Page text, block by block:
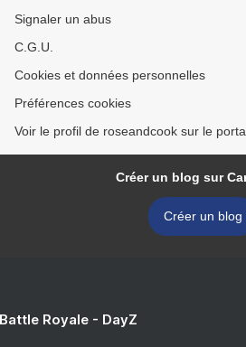
Signaler un abus
C.G.U.
Cookies et données personnelles
Préférences cookies
Voir le profil de roseandcook sur le
Créer un blog sur
Créer un blog
Royale - DayZ